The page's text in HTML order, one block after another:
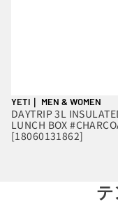
YETI｜ MEN & WOMEN
DAYTRIP 3L
LUNCH BOX
[18060131862]
テ